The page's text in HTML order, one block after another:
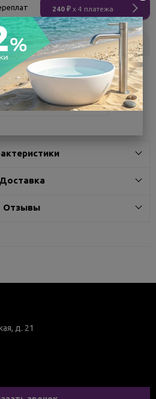
240 ₽ x 4 платежа
во Срок поставки
заказ
Доставка
Отзывы
д. 21